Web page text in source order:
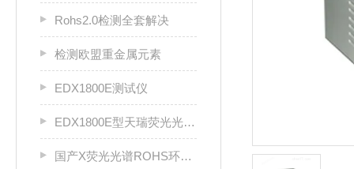
Rohs2.0检测全套解决
检测欧盟重金属元素
EDX1800E测试仪
EDX1800E型天瑞荧光光谱分析仪
国产X荧光光谱ROHS环保分析仪